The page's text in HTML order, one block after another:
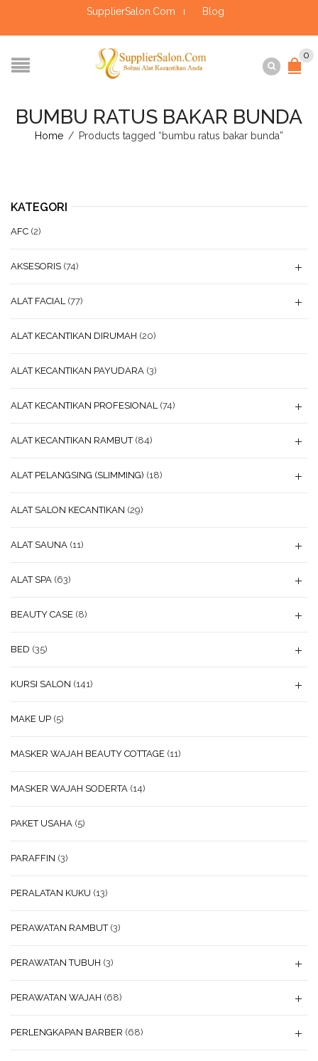
SupplierSalon.Com Blog
0
BUMBU RATUS BAKAR BUNDA
Home / Products tagged “bumbu ratus bakar bunda”
KATEGORI
AFC (2)
AKSESORIS (74)
ALAT FACIAL (77)
ALAT KECANTIKAN DIRUMAH (20)
ALAT KECANTIKAN PAYUDARA (3)
ALAT KECANTIKAN PROFESIONAL (74)
ALAT KECANTIKAN RAMBUT (84)
ALAT PELANGSING (SLIMMING) (18)
ALAT SALON KECANTIKAN (29)
ALAT SAUNA (11)
ALAT SPA (63)
BEAUTY CASE (8)
BED (35)
KURSI SALON (141)
MAKE UP (5)
MASKER WAJAH BEAUTY COTTAGE (11)
MASKER WAJAH SODERTA (14)
PAKET USAHA (5)
PARAFFIN (3)
PERALATAN KUKU (13)
PERAWATAN RAMBUT (3)
PERAWATAN TUBUH (3)
PERAWATAN WAJAH (68)
PERLENGKAPAN BARBER (68)